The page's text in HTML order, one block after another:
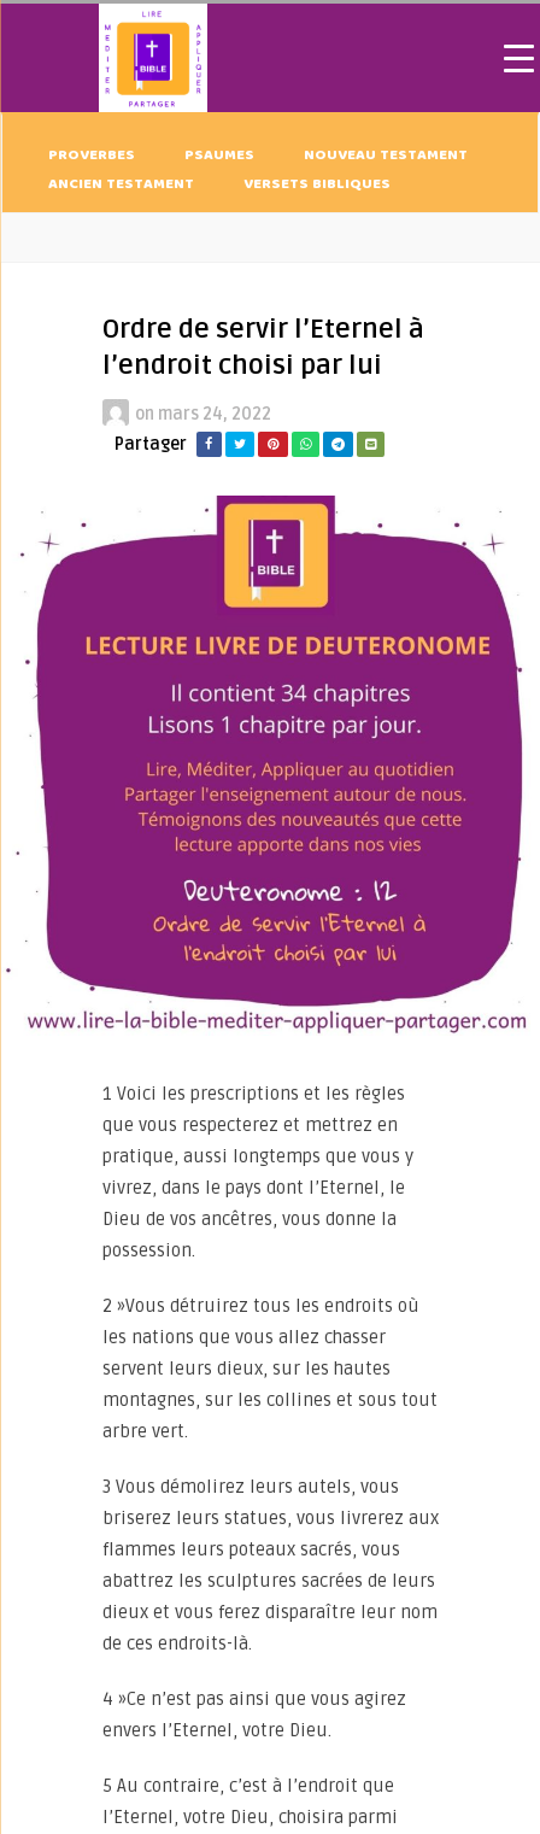
PROVERBES PSAUMES
NOUVEAU TESTAMENT
ANCIEN TESTAMENT
VERSETS BIBLIQUES
Ordre de servir l’Eternel à
l’endroit choisi par lui
on mars 24, 2022
Partager
1 Voici les prescriptions et les règles
que vous respecterez et mettrez en
pratique, aussi longtemps que vous y
vivrez, dans le pays dont l’Eternel, le
Dieu de vos ancêtres, vous donne la
possession.
2 »Vous détruirez tous les endroits où
les nations que vous allez chasser
servent leurs dieux, sur les hautes
montagnes, sur les collines et sous tout
arbre vert.
3 Vous démolirez leurs autels, vous
briserez leurs statues, vous livrerez aux
flammes leurs poteaux sacrés, vous
abattrez les sculptures sacrées de leurs
dieux et vous ferez disparaître leur nom
de ces endroits-là.
4 »Ce n’est pas ainsi que vous agirez
envers l’Eternel, votre Dieu.
5 Au contraire, c’est à l’endroit que
l’Eternel, votre Dieu, choisira parmi